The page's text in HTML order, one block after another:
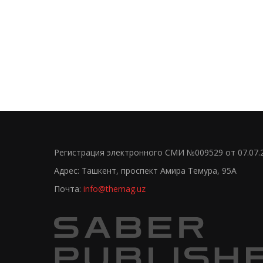
Регистрация электронного СМИ №009529 от
Адрес: Ташкент, проспект Амира Темура, 95А
Почта: info@themag.uz